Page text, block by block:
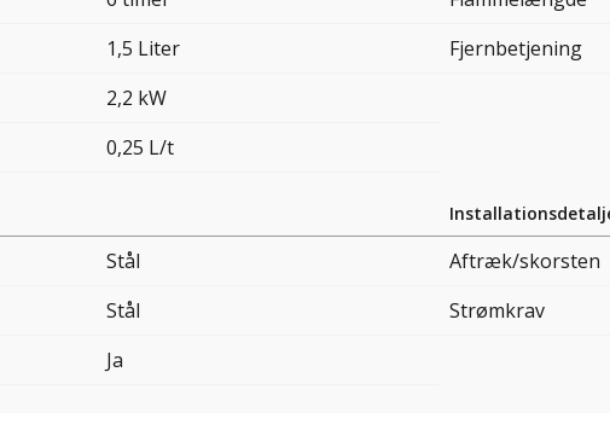
1,5 Liter
2,2 kW
0,25 L/t
Fjernbetjening
Stål
Stål
Ja
Aftræk/skorsten
Strømkrav